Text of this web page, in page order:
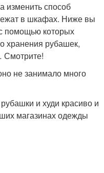
изменить способ
в шкафах. Ниже вы
помощью которых
хранения рубашек,
Смотрите!
не занимало много
и худи красиво и
магазинах одежды